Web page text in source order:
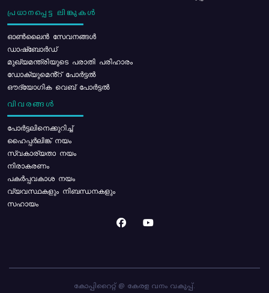
പ്രധാനപ്പെട്ട ലിങ്കുകൾ
ഓൺലൈൻ സേവനങ്ങൾ
ഡാഷ്ബോർഡ്
മുഖ്യമന്ത്രിയുടെ പരാതി പരിഹാരം
ഡോക്യുമെൻ്റ് പോർട്ടൽ
ഔദ്യോഗിക വെബ് പോർട്ടൽ
വിവരങ്ങൾ
പോര്‍ട്ടലിനെക്കുറിച്ച്
ഹൈപ്പർലിങ്ക് നയം
സ്വകാര്യതാ നയം
നിരാകരണം
പകർപ്പവകാശ നയം
വ്യവസ്ഥകളും നിബന്ധനകളും
സഹായം
കോപ്പിറൈറ്റ് @ കേരള വനം വകുപ്പ്.